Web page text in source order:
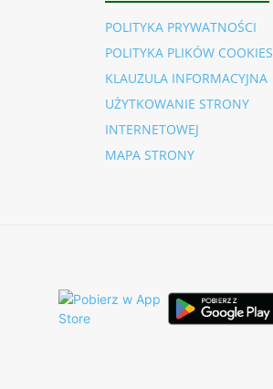
POLITYKA PRYWATNOŚCI
POLITYKA PLIKÓW COOKIES
KLAUZULA INFORMACYJNA
UŻYTKOWANIE STRONY
INTERNETOWEJ
MAPA STRONY